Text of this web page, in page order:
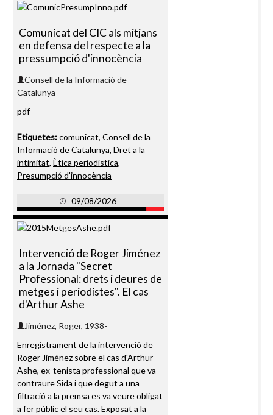
Comunicat del CIC als mitjans
en defensa del respecte a la
pressumpció d'innocència
Consell de la Informació de
Catalunya
pdf
Etiquetes:comunicat, Consell de la
Informació de Catalunya, Dret a la
intimitat, Ètica periodística,
Presumpció d'innocència
09/08/2026
Intervenció de Roger Jiménez
a la Jornada "Secret
Professional: drets i deures de
metges i periodistes". El cas
d'Arthur Ashe
Jiménez, Roger, 1938-
Enregistrament de la intervenció de
Roger Jiménez sobre el cas d'Arthur
Ashe, ex-tenista professional que va
contraure Sida i que degut a una
filtració a la premsa es va veure obligat
a fer públic el seu cas. Exposat a la